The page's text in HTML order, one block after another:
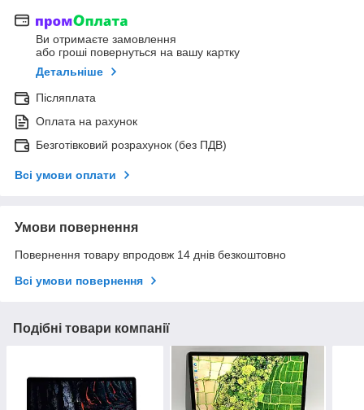
Ви отримаєте замовлення
або гроші повернуться на вашу картку
Детальніше
Післяплата
Оплата на рахунок
Безготівковий розрахунок (без ПДВ)
Всі умови оплати
Умови повернення
Повернення товару впродовж 14 днів безкоштовно
Всі умови повернення
Подібні товари компанії